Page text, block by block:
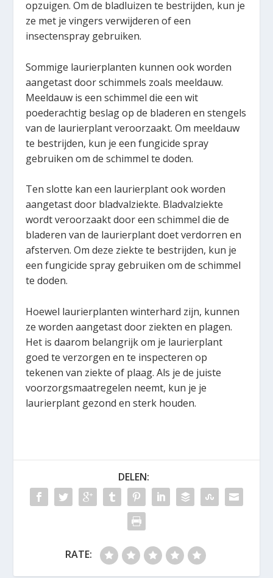
opzuigen. Om de bladluizen te bestrijden, kun je
ze met je vingers verwijderen of een
insectenspray gebruiken.
Sommige laurierplanten kunnen ook worden
aangetast door schimmels zoals meeldauw.
Meeldauw is een schimmel die een wit
poederachtig beslag op de bladeren en stengels
van de laurierplant veroorzaakt. Om meeldauw
te bestrijden, kun je een fungicide spray
gebruiken om de schimmel te doden.
Ten slotte kan een laurierplant ook worden
aangetast door bladvalziekte. Bladvalziekte
wordt veroorzaakt door een schimmel die de
bladeren van de laurierplant doet verdorren en
afsterven. Om deze ziekte te bestrijden, kun je
een fungicide spray gebruiken om de schimmel
te doden.
Hoewel laurierplanten winterhard zijn, kunnen
ze worden aangetast door ziekten en plagen.
Het is daarom belangrijk om je laurierplant
goed te verzorgen en te inspecteren op
tekenen van ziekte of plaag. Als je de juiste
voorzorgsmaatregelen neemt, kun je je
laurierplant gezond en sterk houden.
DELEN:
RATE: